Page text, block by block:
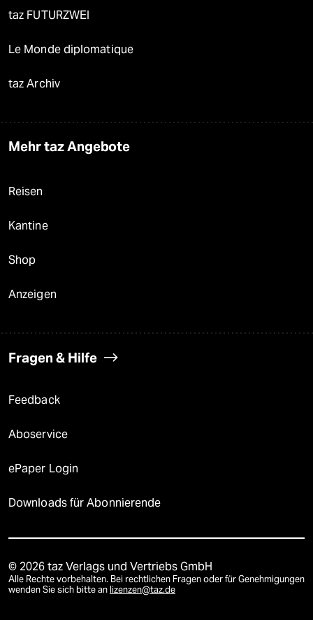
taz FUTURZWEI
Le Monde diplomatique
taz Archiv
Mehr taz Angebote
Reisen
Kantine
Shop
Anzeigen
Fragen & Hilfe
Feedback
Aboservice
ePaper Login
Downloads für Abonnierende
© 2026 taz Verlags und Vertriebs GmbH
Alle Rechte vorbehalten. Bei rechtlichen Fragen oder für Genehmigungen
wenden Sie sich bitte an lizenzen@taz.de